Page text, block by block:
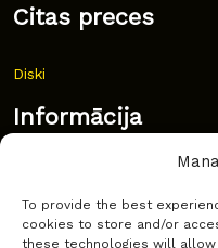
To provide the best
cookies to store and/or
these technologies will
Citas preces
Diski
Informācija
Bieži uzdoti jautājumi